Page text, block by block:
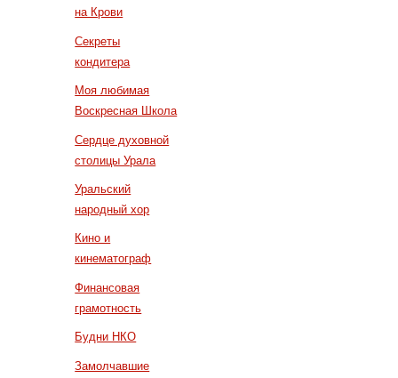
на Крови
Секреты
кондитера
Моя любимая
Воскресная Школа
Сердце духовной
столицы Урала
Уральский
народный хор
Кино и
кинематограф
Финансовая
грамотность
Будни НКО
Замолчавшие